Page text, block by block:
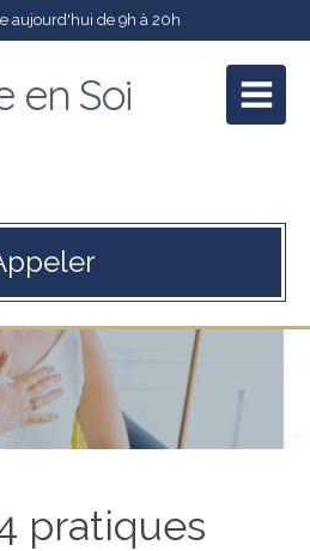
aujourd'hui de 9h à 20h
en Soi
pratiques